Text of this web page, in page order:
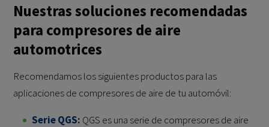
Nuestras soluciones recomendadas
para compresores de aire
automotrices
Recomendamos los siguientes productos para las
aplicaciones de compresores de aire de tu automóvil:
Serie QGS: QGS es una serie de compresores de aire